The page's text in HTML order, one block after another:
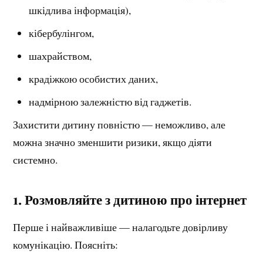
шкідлива інформація),
кібербулінгом,
шахрайством,
крадіжкою особистих даних,
надмірною залежністю від гаджетів.
Захистити дитину повністю — неможливо, але
можна значно зменшити ризики, якщо діяти
системно.
1. Розмовляйте з дитиною про інтернет
Перше і найважливіше — налагодьте довірливу
комунікацію. Поясніть: